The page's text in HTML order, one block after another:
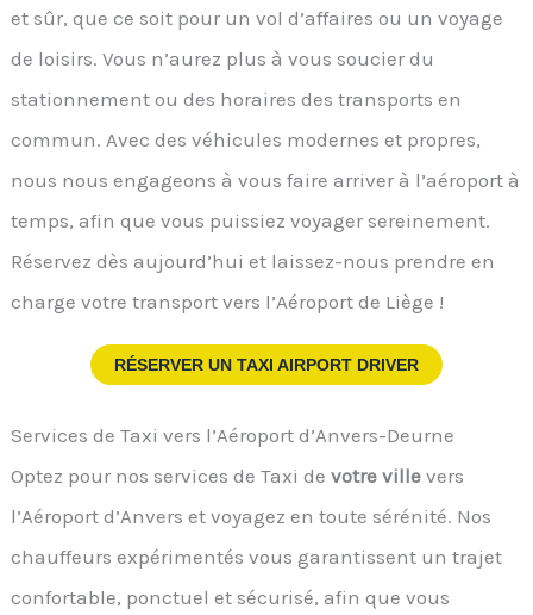
et sûr, que ce soit pour un vol d’affaires ou un voyage
de loisirs. Vous n’aurez plus à vous soucier du
stationnement ou des horaires des transports en
commun. Avec des véhicules modernes et propres,
nous nous engageons à vous faire arriver à l’aéroport à
temps, afin que vous puissiez voyager sereinement.
Réservez dès aujourd’hui et laissez-nous prendre en
charge votre transport vers l’Aéroport de Liège !
RÉSERVER UN TAXI AIRPORT DRIVER
Services de Taxi vers l’Aéroport d’Anvers-Deurne
Optez pour nos services de Taxi devotre ville vers
l’Aéroport d’Anvers et voyagez en toute sérénité. Nos
chauffeurs expérimentés vous garantissent un trajet
confortable, ponctuel et sécurisé, afin que vous